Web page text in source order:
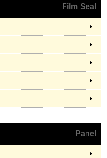
Film Seal
Panel